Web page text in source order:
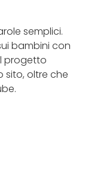
semplici.
bambini con
progetto
sito, oltre che